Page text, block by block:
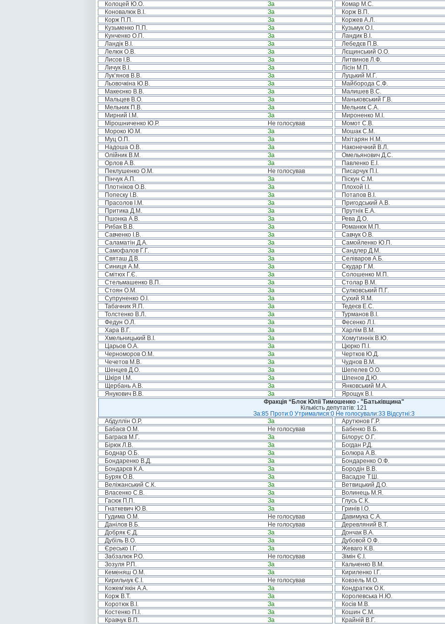
Колоцей Ю.О.
За Комар М.С.
Коновалюк В.І.
За Корж В.П.
Корж П.П.
За Коржев А.Л.
Кузьменко П.П.
За Кузьмук О.І.
Кунченко О.П.
За Ландик В.І.
Ландік В.І.
За Лебедєв П.В.
Лелюк О.В.
За Лєщинський О.О.
Лисов І.В.
За Литвинов Л.Ф.
Личук В.І.
За Лісін М.П.
Лук’янов В.В.
За Луцький М.Г.
Льовочкіна Ю.В.
За Майборода С.Ф.
Макеєнко В.В.
За Малишев В.С.
Мальцев В.О.
За Маньковський Г.В.
Мельник П.В.
За Мельник С.А.
Мирний І.М.
За Мироненко М.І.
Мірошниченко Ю.Р.
Не голосував Момот С.В.
Мороко Ю.М.
За Мошак С.М.
Муц О.П.
За Мхітарян Н.М.
Надоша О.В.
За Наконечний В.Л.
Олійник В.М.
За Омельянович Д.С.
Орлов А.В.
За Павленко Е.І.
Пеклушенко О.М.
Не голосував Писарчук П.І.
Пінчук А.П.
За Піскун С.М.
Плотніков О.В.
За Плохой І.І.
Попеску І.В.
За Потапов В.І.
Прасолов І.М.
За Пригодський А.В.
Притика Д.М.
За Прутнік Е.А.
Пшонка А.В.
За Рева Д.О.
Рибак В.В.
За Романюк М.П.
Савченко І.В.
За Савчук О.В.
Саламатін Д.А.
За Самойленко Ю.П.
Самофалов Г.Г.
За Сандлер Д.М.
Святаш Д.В.
За Селіваров А.Б.
Синиця А.М.
За Скудар Г.М.
Смітюх Г.Є.
За Солошенко М.П.
Стельмашенко В.П.
За Столар В.М.
Стоян О.М.
За Сулковський П.Г.
Супруненко О.І.
За Сухий Я.М.
Табачник Я.П.
За Тедеєв Е.С.
Толстенко В.Л.
За Турманов В.І.
Федун О.Л.
За Фесенко Л.І.
Хара В.Г.
За Харлім В.М.
Хмельницький В.І.
За Хомутиннік В.Ю.
Царьов О.А.
За Цюрко П.І.
Черноморов О.М.
За Чертков Ю.Д.
Чечетов М.В.
За Чуднов В.М.
Шенцев Д.О.
За Шепелев О.О.
Шкіря І.М.
За Шпенов Д.Ю.
Щербань А.В.
За Янковський М.А.
Янукович В.В.
За Ярощук В.І.
Фракція “Блок Юлії Тимошенко - "Батьківщина"
Кількість депутатів: 121
За:85 Проти:0 Утрималися:0 Не голосували:33 Відсутні:3
Абдуллін О.Р.
За Арутюнов Г.Р.
Бабаєв О.М.
Не голосував Бабенко В.Б.
Баграєв М.Г.
За Білорус О.Г.
Бірюк Л.В.
За Богдан Р.Д.
Боднар О.Б.
За Болюра А.В.
Бондаренко В.Д.
За Бондаренко О.Ф.
Бондарєв К.А.
За Бородін В.В.
Буряк О.В.
За Васадзе Т.Ш.
Веліжанський С.К.
За Ветвицький Д.О.
Власенко С.В.
За Волинець М.Я.
Гасюк П.П.
За Глусь С.К.
Гнаткевич Ю.В.
За Гринів І.О.
Гудима О.М.
Не голосував Давимука С.А.
Данілов В.Б.
Не голосував Деревляний В.Т.
Добряк Є.Д.
За Дончак В.А.
Дубіль В.О.
За Дубовой О.Ф.
Єресько І.Г.
За Жеваго К.В.
Забзалюк Р.О.
Не голосував Зімін Є.І.
Зозуля Р.П.
За Кальченко В.М.
Кеменяш О.М.
За Кириленко І.Г.
Кирильчук Є.І.
Не голосував Ковзель М.О.
Кожем’якін А.А.
За Кондратюк О.К.
Корж В.Т.
За Королевська Н.Ю.
Коротюк В.І.
За Косів М.В.
Костенко П.І.
За Кошин С.М.
Кравчук В.П.
За Крайній В.Г.